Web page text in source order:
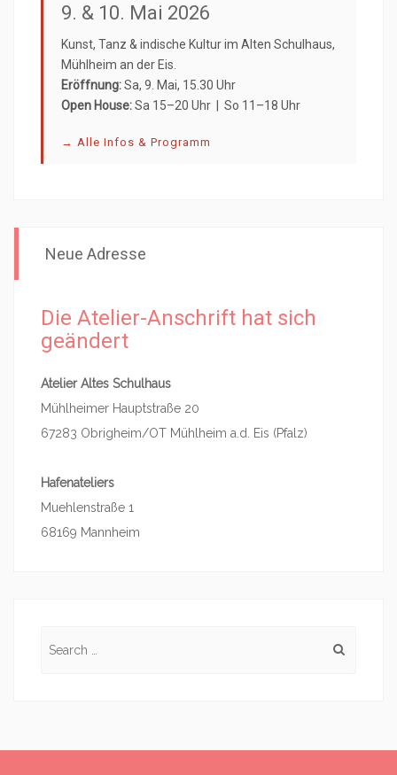
9. & 10. Mai 2026
Kunst, Tanz & indische Kultur im Alten Schulhaus,
Mühlheim an der Eis.
Eröffnung:Sa, 9. Mai, 15.30 Uhr
Open House:Sa 15–20 Uhr | So 11–18 Uhr
→ Alle Infos & Programm
Neue Adresse
Die Atelier-Anschrift hat sich
geändert
Atelier Altes Schulhaus
Mühlheimer Hauptstraße 20
67283 Obrigheim/OT Mühlheim a.d. Eis (Pfalz)
Hafenateliers
Muehlenstraße 1
68169 Mannheim